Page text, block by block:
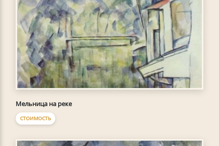
Мельница на реке
СТОИМОСТЬ